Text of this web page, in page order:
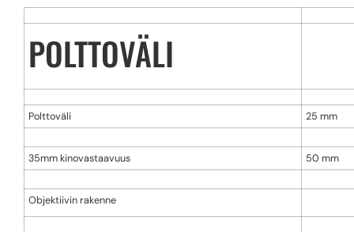
POLTTOVÄLI
Polttoväli 25 mm
35mm kinovastaavuus 50 mm
Objektiivin rakenne